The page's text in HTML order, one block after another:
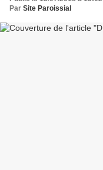
Par Site Paroissial